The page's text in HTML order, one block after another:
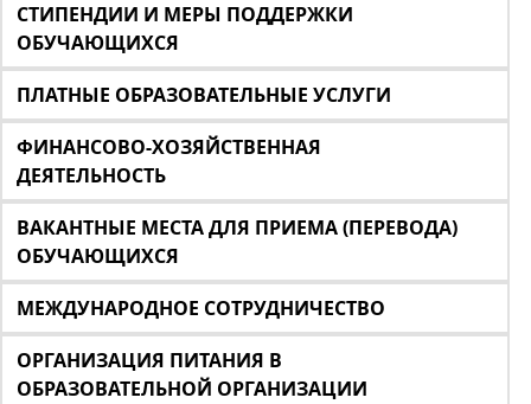
СТИПЕНДИИ И МЕРЫ ПОДДЕРЖКИ
ОБУЧАЮЩИХСЯ
ПЛАТНЫЕ ОБРАЗОВАТЕЛЬНЫЕ УСЛУГИ
ФИНАНСОВО-ХОЗЯЙСТВЕННАЯ
ДЕЯТЕЛЬНОСТЬ
ВАКАНТНЫЕ МЕСТА ДЛЯ ПРИЕМА (ПЕРЕВОДА)
ОБУЧАЮЩИХСЯ
МЕЖДУНАРОДНОЕ СОТРУДНИЧЕСТВО
ОРГАНИЗАЦИЯ ПИТАНИЯ В
ОБРАЗОВАТЕЛЬНОЙ ОРГАНИЗАЦИИ